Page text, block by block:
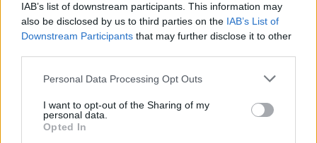
IAB’s list of downstream participants. This information may
also be disclosed by us to third parties on the IAB’s List of
Downstream Participants that may further disclose it to other
Please note that this website/app uses one or more Google
not limited to your visit or usage behaviour. You may click to
grant or deny consent to Google and its third-party tags to
use your data for below specified purposes in below Google
Personal Data Processing Opt Outs
I want to opt-out of the Sharing of my
personal data.
Opted In
Ακολουθήστε το Νewsit.gr στοGoogle Newsκαι
ενημερωθείτε πρώτοι για όλη την ειδησεογραφία και τα
τελευταία νέατης ημέρας
Πιο δημοφιλή